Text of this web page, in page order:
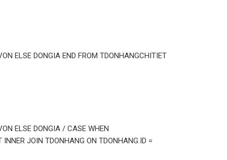
DONGIA END FROM TDONHANGCHITIET
ELSE DONGIA / CASE WHEN
JOIN TDONHANG ON TDONHANG.ID =